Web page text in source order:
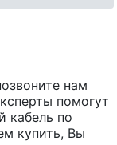
нам
помогут
кабель по
купить, Вы